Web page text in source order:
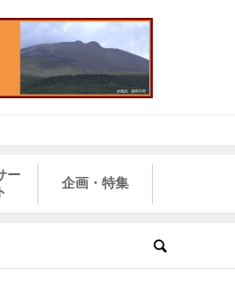
ー
企画・特集